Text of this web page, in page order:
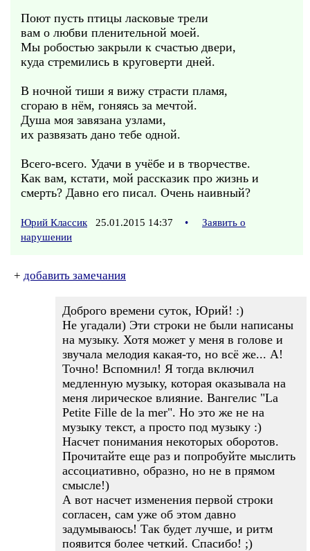
Поют пусть птицы ласковые трели
вам о любви пленительной моей.
Мы робостью закрыли к счастью двери,
куда стремились в круговерти дней.
В ночной тиши я вижу страсти пламя,
сгораю в нём, гоняясь за мечтой.
Душа моя завязана узлами,
их развязать дано тебе одной.
Всего-всего. Удачи в учёбе и в творчестве.
Как вам, кстати, мой рассказик про жизнь и
смерть? Давно его писал. Очень наивный?
Юрий Классик 25.01.2015 14:37 •
Заявить о
нарушении
+ добавить замечания
Доброго времени суток, Юрий! :)
Не угадали) Эти строки не были написаны
на музыку. Хотя может у меня в голове и
звучала мелодия какая-то, но всё же... А!
Точно! Вспомнил! Я тогда включил
медленную музыку, которая оказывала на
меня лирическое влияние. Вангелис "La
Petite Fille de la mer". Но это же не на
музыку текст, а просто под музыку :)
Насчет понимания некоторых оборотов.
Прочитайте еще раз и попробуйте мыслить
ассоциативно, образно, но не в прямом
смысле!)
А вот насчет изменения первой строки
согласен, сам уже об этом давно
задумываюсь! Так будет лучше, и ритм
появится более четкий. Спасибо! ;)